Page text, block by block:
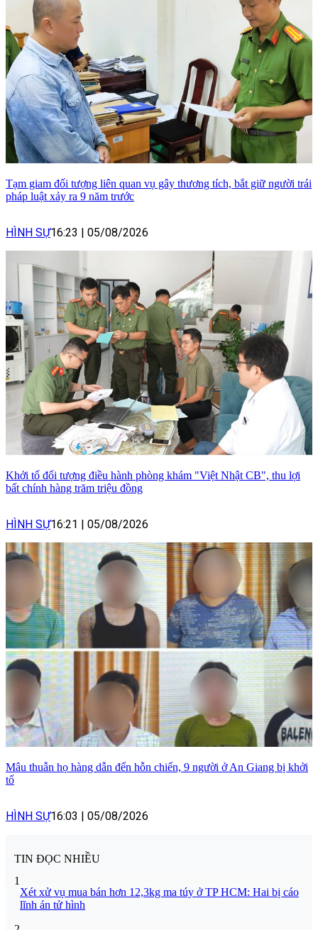
Tạm giam đối tượng liên quan vụ gây thương tích, bắt giữ người trái
pháp luật xảy ra 9 năm trước
HÌNH SỰ16:23 | 05/08/2026
Khởi tố đối tượng điều hành phòng khám "Việt Nhật CB", thu lợi
bất chính hàng trăm triệu đồng
HÌNH SỰ16:21 | 05/08/2026
Mâu thuẫn họ hàng dẫn đến hỗn chiến, 9 người ở An Giang bị khởi
tố
HÌNH SỰ16:03 | 05/08/2026
TIN ĐỌC NHIỀU
1
Xét xử vụ mua bán hơn 12,3kg ma túy ở TP HCM: Hai bị cáo
lĩnh án tử hình